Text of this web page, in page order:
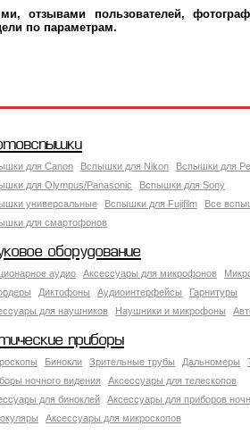
отзывами пользователей,
по параметрам.
для Canon Вспышки для Nikon
Вспышки для
для Olympus/Panasonic
Вспышки для Sony
универсальные
Вспышки для Fujifilm
Все
для смартофонов
оборудование
аудио Аксессуары для микрофонов
Диктофоны Аудиоинтерфейсы
Гарнитуры
для наушников
Наушники и микрофоны
приборы
Бинокли Зрительные трубы Дальномеры
ночного видения
Аксессуары для телескопов
для биноклей
Аксессуары для приборов
Аксессуары для микроскопов